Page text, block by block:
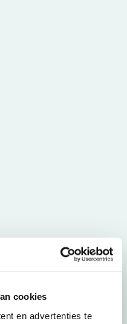
cookies
en advertenties te